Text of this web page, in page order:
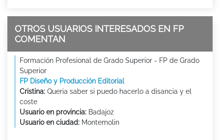
OTROS USUARIOS INTERESADOS EN FP
COMENTAN
Formación Profesional de Grado Superior - FP de Grado
Superior
FP Diseño y Producción Editorial
Cristina: Queria saber si puedo hacerlo a disancia y el
coste
Usuario en provincia: Badajoz
Usuario en ciudad: Montemolin